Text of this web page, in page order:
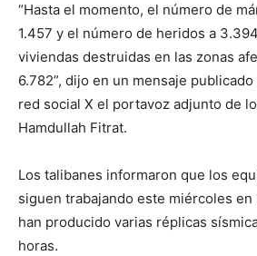
“Hasta el momento, el número de
1.457 y el número de heridos a
viviendas destruidas en las zonas
6.782”, dijo en un mensaje
red social X el portavoz adjunto de
Hamdullah Fitrat.
Los talibanes informaron que los
siguen trabajando este miércoles en
han producido varias réplicas
horas.